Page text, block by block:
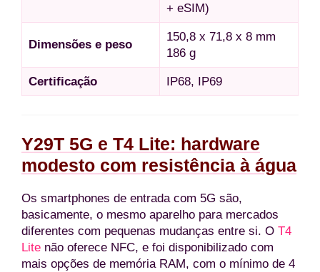
+ eSIM)
Dimensões e peso
150,8 x 71,8 x 8 mm
186 g
Certificação IP68, IP69
Y29T 5G e T4 Lite: hardware
modesto com resistência à água
Os smartphones de entrada com 5G são,
basicamente, o mesmo aparelho para mercados
diferentes com pequenas mudanças entre si. O T4
Lite não oferece NFC, e foi disponibilizado com
mais opções de memória RAM, com o mínimo de 4